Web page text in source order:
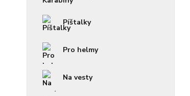
Píštalky
Pro helmy
Na vesty